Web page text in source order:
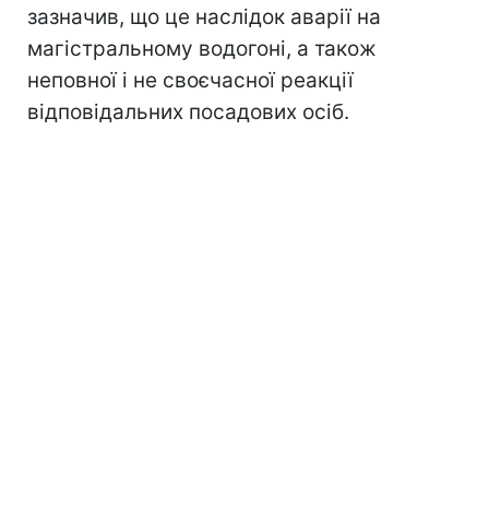
зазначив, що це наслідок аварії на
магістральному водогоні, а також
неповної і не своєчасної реакції
відповідальних посадових осіб.